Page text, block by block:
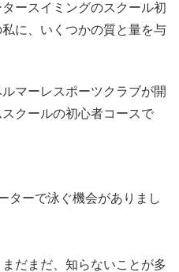
ースイミングのスクール初
に、いくつかの質と量を与
マーレスポーツクラブが開
クールの初心者コースで
ターで泳ぐ機会がありまし
だまだ、知らないことが多